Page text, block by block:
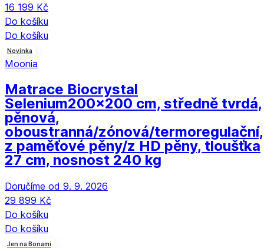
16 199 Kč
Do košíku
Do košíku
Novinka
Moonia
Matrace Biocrystal
Selenium200x200 cm, středně tvrdá,
pěnová,
oboustranná/zónová/termoregulační,
z paměťové pěny/z HD pěny, tloušťka
27 cm, nosnost 240 kg
Doručíme od 9. 9. 2026
29 899 Kč
Do košíku
Do košíku
Jen na Bonami